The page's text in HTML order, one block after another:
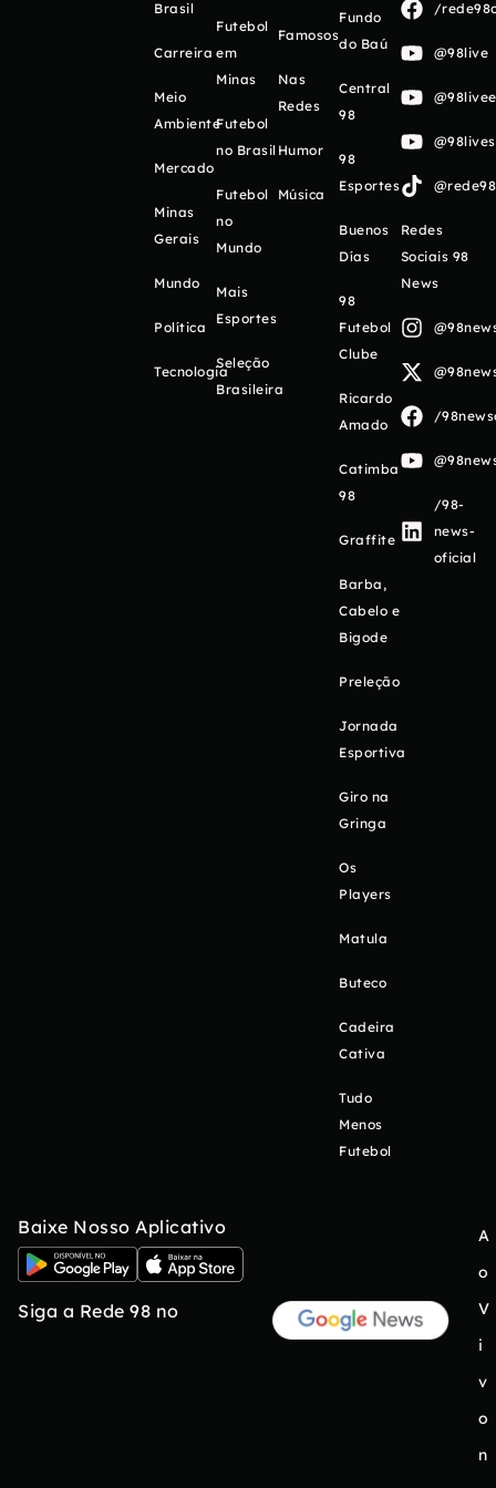
Brasil
Carreira
Meio
Ambiente
Mercado
Minas
Gerais
Mundo
Política
Tecnologia
Futebol
em
Minas
Futebol
no Brasil
Futebol
no
Mundo
Mais
Esportes
Seleção
Brasileira
Famosos
Nas
Redes
Humor
Música
Fundo
do Baú
Central
98
98
Esportes
Buenos
Días
98
Futebol
Clube
Ricardo
Amado
Catimba
98
Graffite
Barba,
Cabelo e
Bigode
Preleção
Jornada
Esportiva
Giro na
Gringa
Os
Players
Matula
Buteco
Cadeira
Cativa
Tudo
Menos
Futebol
/
@98live
Redes
Sociais 98
News
/
/98-
news-
oficial
Baixe Nosso Aplicativo
Siga a Rede 98 no
A
o
V
i
v
o
n